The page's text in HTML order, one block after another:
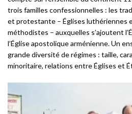
trois familles confessionnelles : les
et protestante – Églises luthériennes
méthodistes – auxquelles s’ajoutent
l’Église apostolique arménienne. Un
grande diversité de régimes : taille,
minoritaire, relations entre Églises et